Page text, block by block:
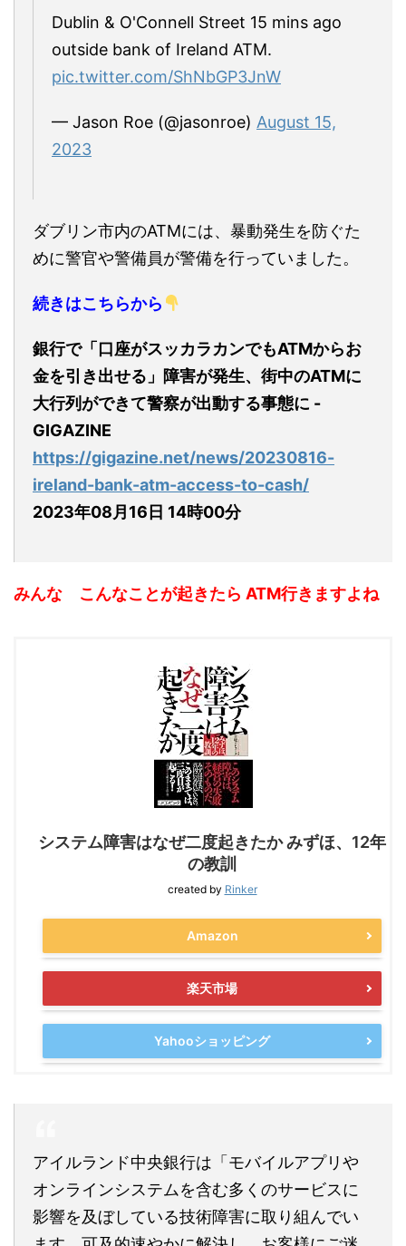
Dublin & O'Connell Street 15 mins ago
outside bank of Ireland ATM.
pic.twitter.com/ShNbGP3JnW
— Jason Roe (@jasonroe) August 15,
2023
ダブリン市内のATMには、暴動発生を防ぐた
めに警官や警備員が警備を行っていました。
続きはこちらから
銀行で「口座がスッカラカンでもATMからお
金を引き出せる」障害が発生、街中のATMに
大行列ができて警察が出動する事態に -
GIGAZINE
https://gigazine.net/news/20230816-
ireland-bank-atm-access-to-cash/
2023年08月16日 14時00分
みんな こんなことが起きたら ATM行きますよね
システム障害はなぜ二度起きたか みずほ、12年
の教訓
created by Rinker
Amazon
楽天市場
Yahooショッピング
アイルランド中央銀行は「モバイルアプリや
オンラインシステムを含む多くのサービスに
影響を及ぼしている技術障害に取り組んでい